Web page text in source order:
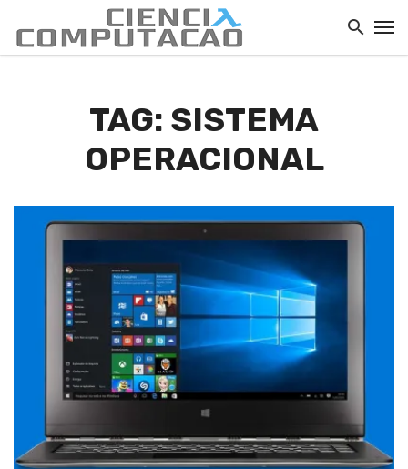
TAG: SISTEMA
OPERACIONAL